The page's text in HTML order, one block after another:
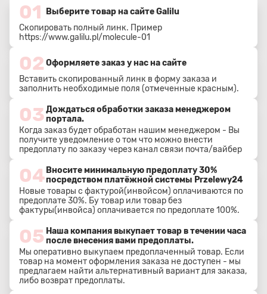
01
Выберите товар на сайте Galilu
Скопировать полный линк. Пример
https://www.galilu.pl/molecule-01
02 Оформляете заказ у нас на сайте
Вставить скопированный линк в форму заказа и
заполнить необходимые поля (отмеченные красным).
03Дождаться обработки заказа менеджером
портала.
Когда заказ будет обработан нашим менеджером - Вы
получите уведомление о том что можно внести
предоплату по заказу через канал связи почта/вайбер
04 Вносите минимальную предоплату 30%
посредством платёжной системы Przelewy24
Новые товары с фактурой(инвойсом) оплачиваются по
предоплате 30%. Бу товар или товар без
фактуры(инвойса) оплачивается по предоплате 100%.
05 Наша компания выкупает товар в течении часа
после внесения вами предоплаты.
Мы оперативно выкупаем предоплаченный товар. Если
товар на момент оформления заказа не доступен - мы
предлагаем найти альтернативный вариант для заказа,
либо возврат предоплаты.